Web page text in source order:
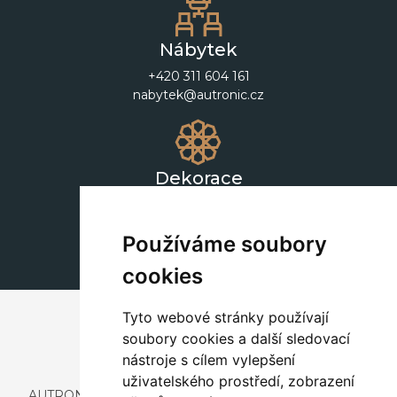
Používáme soubory
cookies
Tyto webové stránky používají
soubory cookies a další sledovací
nástroje s cílem vylepšení
uživatelského prostředí, zobrazení
Nábytek
+420 311 604 161
nabytek@autronic.cz
Dekorace